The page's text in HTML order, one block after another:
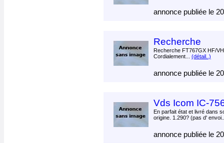
annonce publiée le
Recherche
Recherche FT767GX HF/
Cordialement... (détail..)
annonce publiée le
Vds Icom IC-
En parfait état et livré dans
origine. 1.290? (pas d'
annonce publiée le